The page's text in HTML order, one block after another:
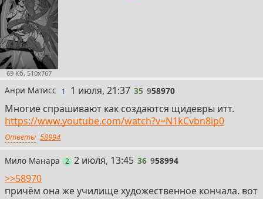
69 Кб, 510x767
Анри Матисс 1 пост
35
1 июля, 21:37 35 958970
Многие спрашивают как создаются щидевры итт.
https://www.youtube.com/watch?v=N1kCvbn8ip0
Ответы 58994
Мило Манара 2поста
36
2 июля, 13:45 36 958994
>>58970
причём она же училище художественное кончала. вот